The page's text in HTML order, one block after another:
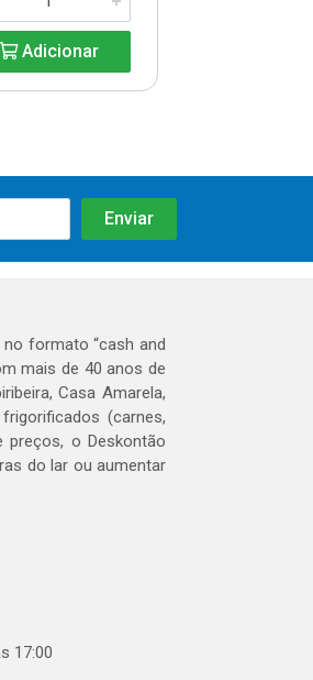
Adicionar
formato “cash and
mais de 40 anos de
Casa Amarela,
(carnes,
preços, o Deskontão
do lar ou aumentar
17:00